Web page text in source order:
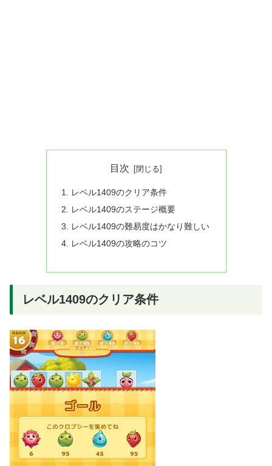
目次
レベル1409のクリア条件
レベル1409のステージ概要
レベル1409の難易度はかなり難しい
レベル1409の攻略のコツ
レベル1409のクリア条件